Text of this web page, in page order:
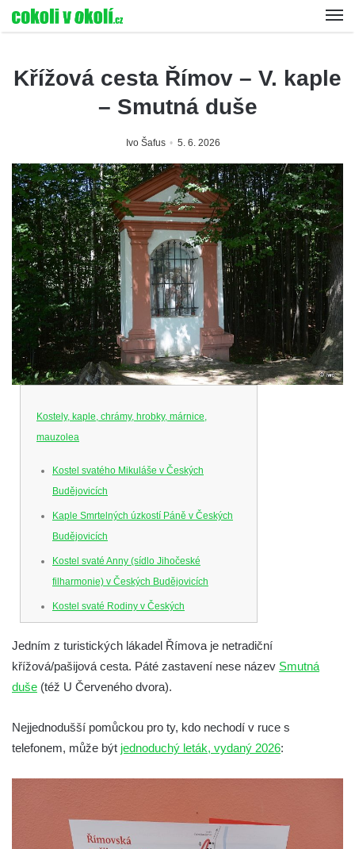
Křížová cesta Římov – V. kaple
– Smutná duše
Ivo Šafus 5. 6. 2026
Kostely, kaple, chrámy, hrobky, márnice,
mauzolea
Kostel svatého Mikuláše v Českých
Budějovicích
Kaple Smrtelných úzkostí Páně v Českých
Budějovicích
Kostel svaté Anny (sídlo Jihočeské
filharmonie) v Českých Budějovicích
Kostel svaté Rodiny v Českých
Budějovicích
Kostel Obětování Panny Marie u kláštera
dominikánů v Českých Budějovicích
Kostel Všech svatých v Kamenném Újezdě
Kaple na křižovatce ulic Budějovická a
Dělnická v Kamenném Újezdě
Márnice na hřbitově ve Velešíně
Jedním z turistických lákadel Římova je netradiční
křížová/pašijová cesta. Páté zastavení nese název Smutná
duše (též U Červeného dvora).
Nejjednodušší pomůckou pro ty, kdo nechodí v ruce s
telefonem, může být jednoduchý leták, vydaný 2026: